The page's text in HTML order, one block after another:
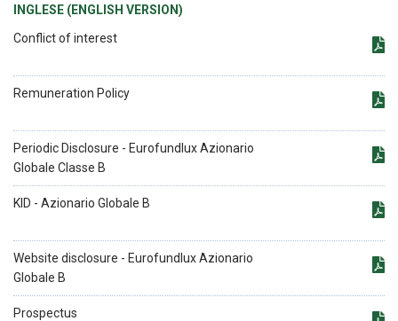
INGLESE (ENGLISH VERSION)
Conflict of interest
Remuneration Policy
Periodic Disclosure - Eurofundlux Azionario
Globale Classe B
KID - Azionario Globale B
Website disclosure - Eurofundlux Azionario
Globale B
Prospectus